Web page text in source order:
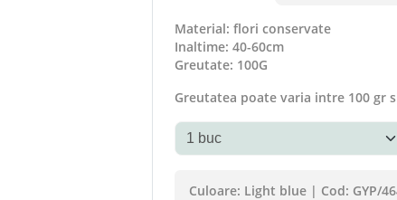
material: flori conservate
inaltime: 40-60cm
greutate: 100G
Greutatea poate varia intre 100 gr
Culoare: Light blue | Cod: GYP/